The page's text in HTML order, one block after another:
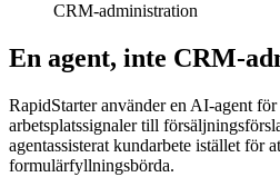
CRM-administration
En agent, inte CRM-
RapidStarter använder en AI-agent
arbetsplatssignaler till
agentassisterat kundarbete istället för
formulärfyllningsbörda.